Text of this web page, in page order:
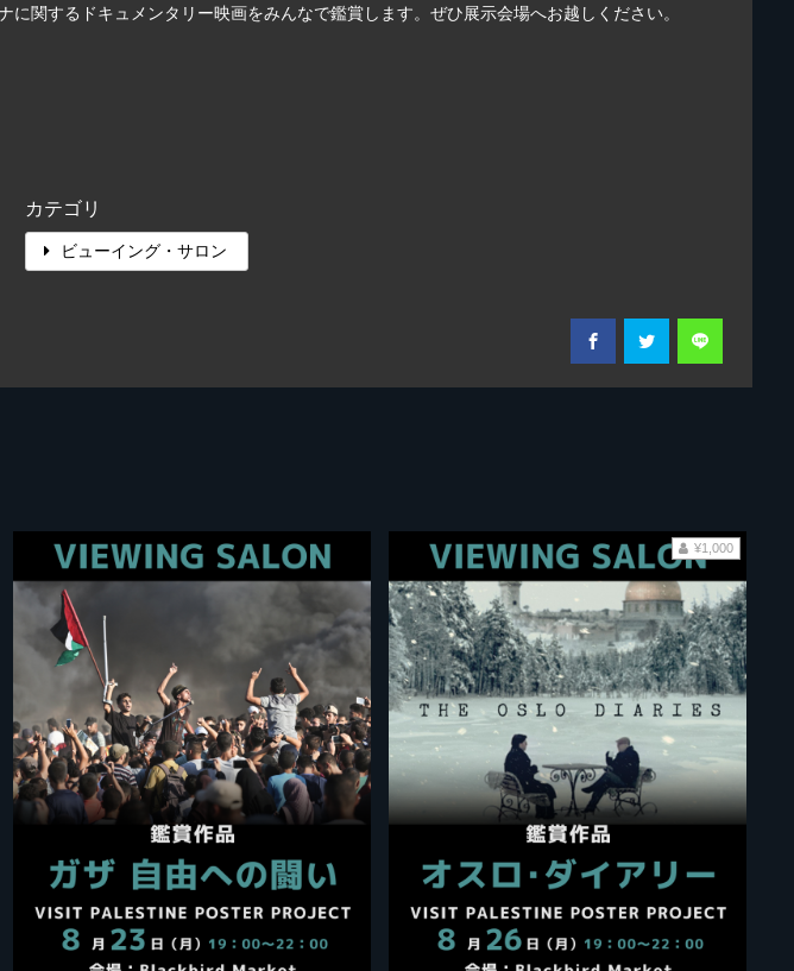
関するドキュメンタリー映画をみんなで鑑賞します。ぜひ展示会場へお越しください。
カテゴリ
ビューイング・サロン
¥1,000